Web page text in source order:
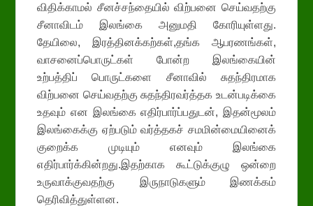
விதிக்காமல் சீனச்சந்தையில் விற்பனை செய்வதற்கு
சீனாவிடம் இலங்கை அனுமதி கோரியுள்ளது.
தேயிலை, இரத்தினக்கற்கள்,தங்க ஆபரணங்கள்,
வாசனைப்பொருட்கள் போன்ற இலங்கையின்
உற்பத்திப் பொருட்களை சீனாவில் சுதந்திரமாக
விற்பனை செய்வதற்கு சுதந்திரவர்த்தக உடன்படிக்கை
உதவும் என இலங்கை எதிர்பார்ப்பதுடன், இதன்மூலம்
இலங்கைக்கு ஏற்படும் வர்த்தகச் சமமின்மையினைக்
குறைக்க முடியும் எனவும் இலங்கை
எதிர்பார்க்கின்றது.இதற்காக கூட்டுக்குழு ஒன்றை
உருவாக்குவதற்கு இருநாடுகளும் இணக்கம்
தெரிவித்துள்ளன.